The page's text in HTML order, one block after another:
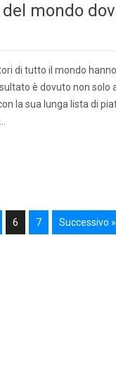
mondo
di tutto il mondo
è dovuto non
la sua lunga lista di
6 7 Successivo »